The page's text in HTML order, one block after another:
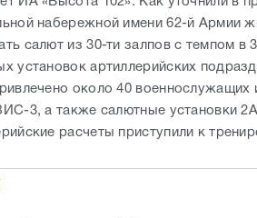
набережной имени 62-й Армии
салют из 30-ти залпов с темпом в
установок артиллерийских
около 40
3, а также салютные установки
расчеты приступили к